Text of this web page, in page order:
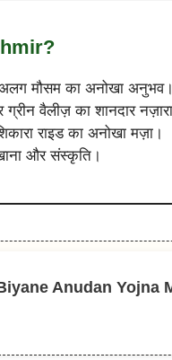
मौसम का अनोखा अनुभव।
ग्रीन वैलीज़ का शानदार
राइड का अनोखा मज़ा।
और संस्कृति।
Anudan Yojna